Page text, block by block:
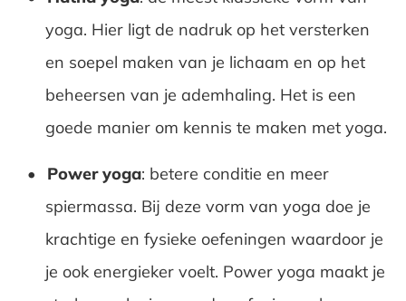
yoga. Hier ligt de nadruk op het versterken
en soepel maken van je lichaam en op het
beheersen van je ademhaling. Het is een
goede manier om kennis te maken met yoga.
Power yoga: betere conditie en meer
spiermassa. Bij deze vorm van yoga doe je
krachtige en fysieke oefeningen waardoor je
je ook energieker voelt. Power yoga maakt je